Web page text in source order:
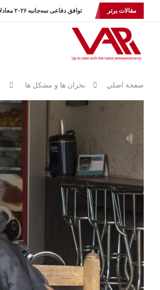
مقالات برتر توافق دفاعی سه‌جانبه ۲۰۲۶ معادلات خاورمیانه را تغییر...
صفحة اصلي بحران ها و مشكل ها